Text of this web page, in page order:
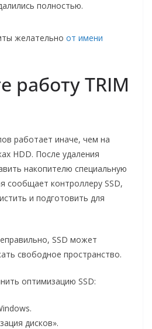
полностью.
желательно от имени
работу TRIM
работает иначе, чем на
HDD. После удаления
накопителю специальную
сообщает контроллеру SSD,
и подготовить для
SSD может
свободное пространство.
оптимизацию SSD:
дисков».